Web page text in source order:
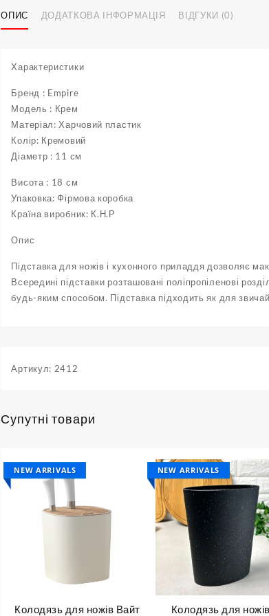
ОПИС ДОДАТКОВА ІНФОРМАЦІЯ ВІДГУКИ (0)
Характеристики
Бренд : Empire
Модель : Крем
Матеріал: Харчовий пластик
Колір: Кремовий
Діаметр : 11 см
Висота : 18 см
Упаковка: Фірмова коробка
Країна виробник: К.Н.Р
Опис
Підставка для ножів і кухонного приладдя дозволяє
Всередині підставки розташовані поліпропіленові
будь-яким способом. Підставка підходить як для
Артикул: 2412
Супутні товари
NEW ARRIVALS
Колодязь для ножів Вайт
NEW ARRIVALS
Колодязь для ножів